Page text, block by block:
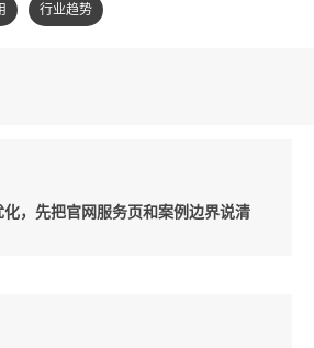
行业趋势
，先把官网服务页和案例边界说清